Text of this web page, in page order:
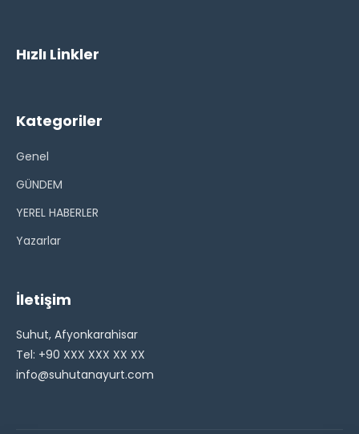
Hızlı Linkler
Kategoriler
Genel
GÜNDEM
YEREL HABERLER
Yazarlar
İletişim
Suhut, Afyonkarahisar
Tel: +90 XXX XXX XX XX
info@suhutanayurt.com